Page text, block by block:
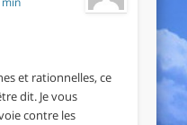
et rationnelles, ce
dit. Je vous
contre les